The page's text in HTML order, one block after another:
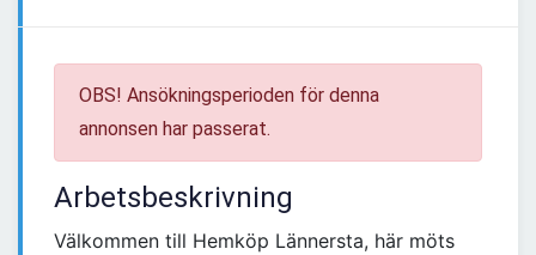
OBS! Ansökningsperioden för denna
annonsen har passerat.
Arbetsbeskrivning
Välkommen till Hemköp Lännersta, här möts